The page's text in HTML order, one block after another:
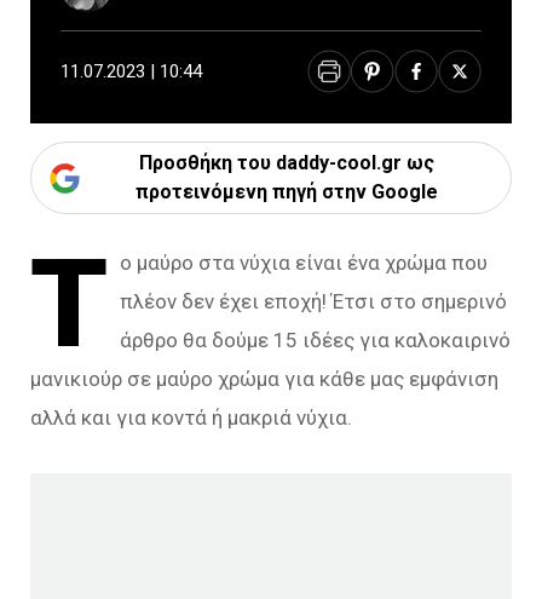
11.07.2023 | 10:44
Προσθήκη του daddy-cool.gr ως
προτεινόμενη πηγή στην Google
Τ ο μαύρο στα νύχια είναι ένα χρώμα που
πλέον δεν έχει εποχή! Έτσι στο σημερινό
άρθρο θα δούμε 15 ιδέες για καλοκαιρινό
μανικιούρ σε μαύρο χρώμα για κάθε μας εμφάνιση
αλλά και για κοντά ή μακριά νύχια.